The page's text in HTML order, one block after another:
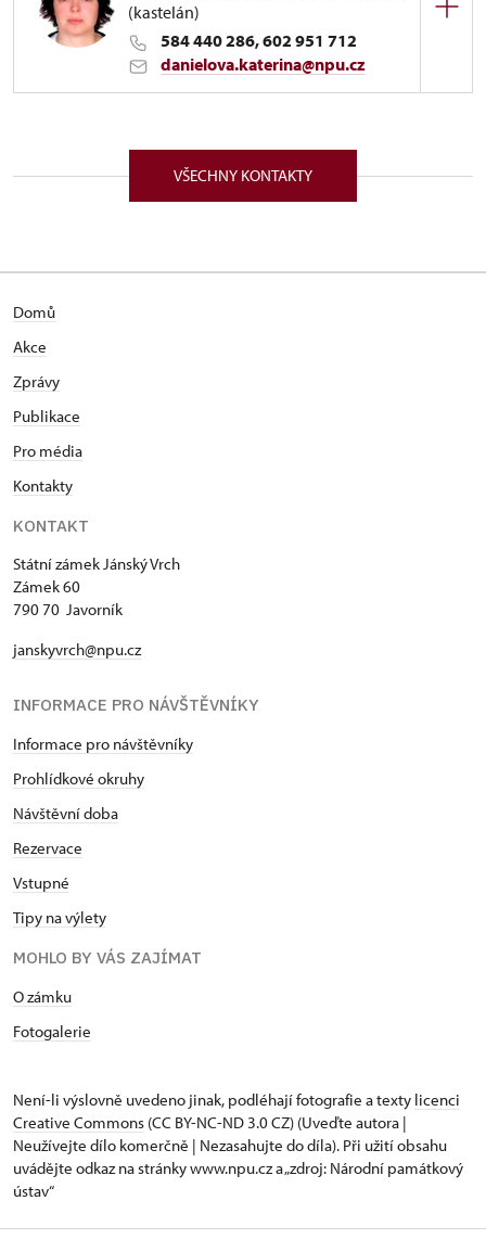
(kastelán)
584 440 286, 602 951 712
danielova.katerina@npu.cz
Zámek 60/, Javorník, Jánský Vrch 79070
VŠECHNY KONTAKTY
Domů
Akce
Zprávy
Publikace
Pro média
Kontakty
KONTAKT
Státní zámek Jánský Vrch
Zámek 60
790 70 Javorník
janskyvrch@npu.cz
INFORMACE PRO NÁVŠTĚVNÍKY
Informace pro návštěvníky
Prohlídkové okruhy
Návštěvní doba
Rezervace
Vstupné
Tipy na výlety
MOHLO BY VÁS ZAJÍMAT
O zámku
Fotogalerie
Není-li výslovně uvedeno jinak, podléhají fotografie a texty licenci
Creative Commons (CC BY-NC-ND 3.0 CZ) (Uveďte autora |
Neužívejte dílo komerčně | Nezasahujte do díla). Při užití obsahu
uvádějte odkaz na stránky www.npu.cz a „zdroj: Národní památkový
ústav“